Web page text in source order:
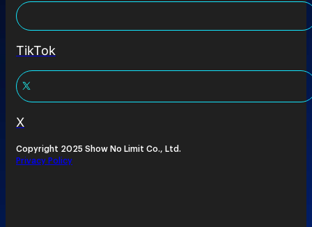
TikTok
X
Copyright 2025 Show No Limit Co., Ltd.
Privacy Policy